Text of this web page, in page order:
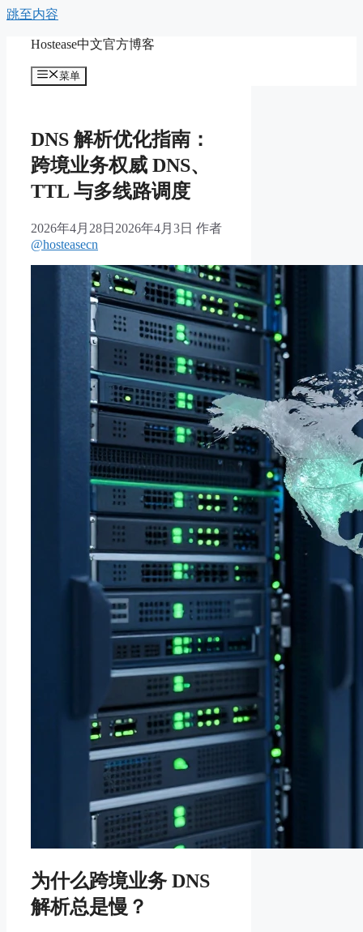
跳至内容
Hostease中文官方博客
菜单
DNS 解析优化指南：
跨境业务权威 DNS、
TTL 与多线路调度
2026年4月28日 2026年4月3日 作者
@hosteasecn
为什么跨境业务 DNS
解析总是慢？